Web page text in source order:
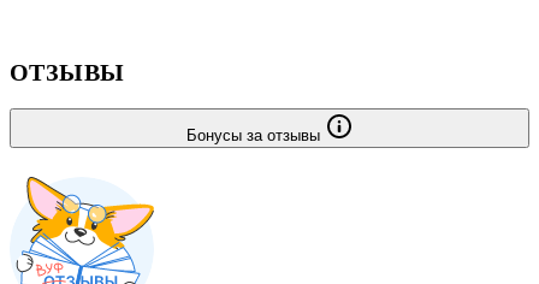
ОТЗЫВЫ
Бонусы за отзывы